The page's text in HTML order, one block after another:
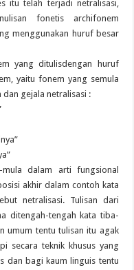
itu telah terjadi netralisasi,
fonetis archifonem
menggunakan huruf besar
yang ditulisdengan huruf
yaitu fonem yang semula
gejala netralisasi :
dalam arti fungsional
akhir dalam contoh kata
netralisasi. Tulisan dari
ditengah-tengah kata tiba-
umum tentu tulisan itu agak
secara teknik khusus yang
dan bagi kaum linguis tentu